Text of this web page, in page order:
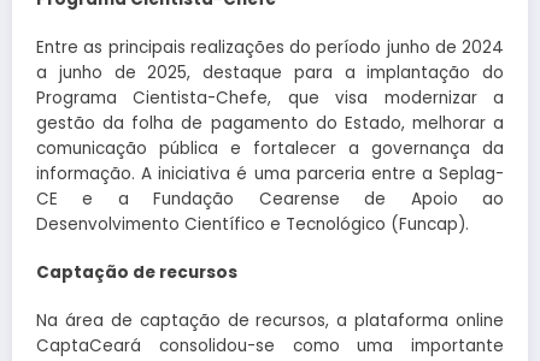
Entre as principais realizações do período junho de 2024
a junho de 2025, destaque para a implantação do
Programa Cientista-Chefe, que visa modernizar a
gestão da folha de pagamento do Estado, melhorar a
comunicação pública e fortalecer a governança da
informação. A iniciativa é uma parceria entre a Seplag-
CE e a Fundação Cearense de Apoio ao
Desenvolvimento Científico e Tecnológico (Funcap).
Captação de recursos
Na área de captação de recursos, a plataforma online
CaptaCeará consolidou-se como uma importante